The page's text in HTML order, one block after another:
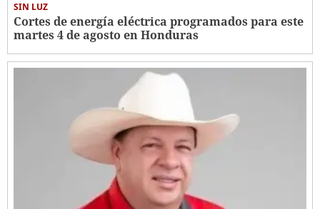
SIN LUZ
Cortes de energía eléctrica programados para este
martes 4 de agosto en Honduras